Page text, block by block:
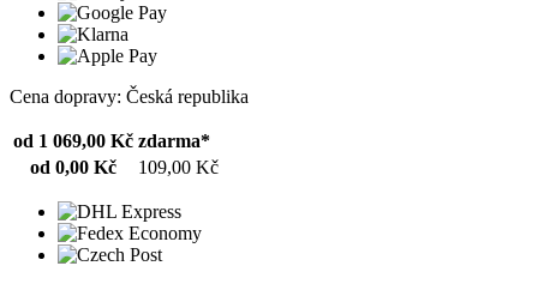
Cena dopravy: Česká republika
od 1 069,00 Kč zdarma*
od 0,00 Kč
109,00 Kč